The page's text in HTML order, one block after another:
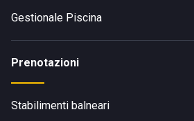
Gestionale Piscina
Prenotazioni
Stabilimenti balneari